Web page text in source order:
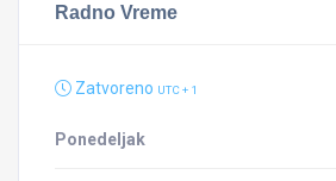
Radno Vreme
Zatvoreno UTC + 1
Ponedeljak